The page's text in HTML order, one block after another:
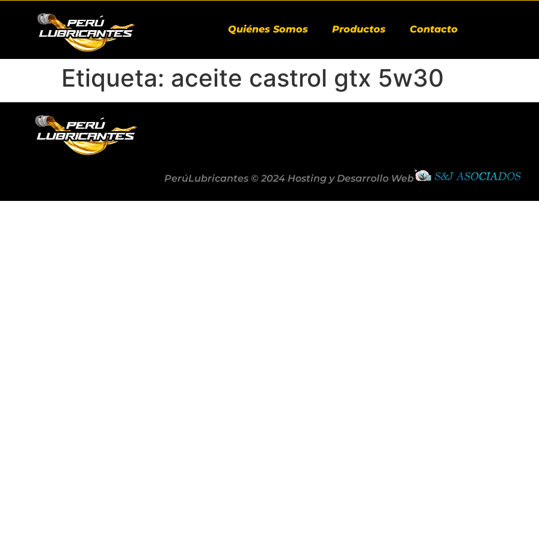
Quiénes Somos Productos Contacto
Etiqueta: aceite castrol gtx 5w30
PerúLubricantes © 2024 Hosting y Desarrollo Web